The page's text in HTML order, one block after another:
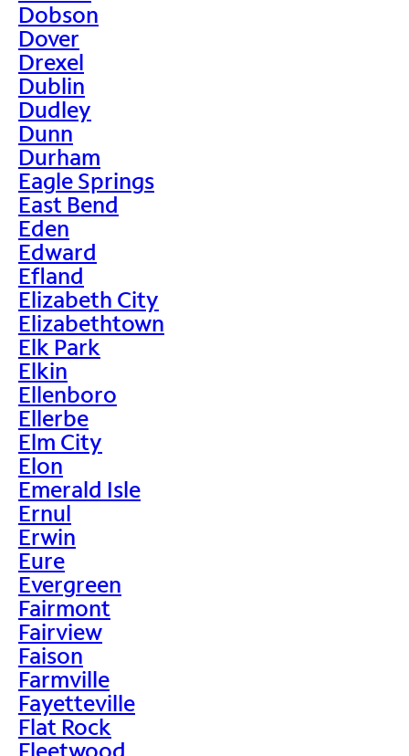
Dobson
Dover
Drexel
Dublin
Dudley
Dunn
Durham
Eagle Springs
East Bend
Eden
Edward
Efland
Elizabeth City
Elizabethtown
Elk Park
Elkin
Ellenboro
Ellerbe
Elm City
Elon
Emerald Isle
Ernul
Erwin
Eure
Evergreen
Fairmont
Fairview
Faison
Farmville
Fayetteville
Flat Rock
Fleetwood